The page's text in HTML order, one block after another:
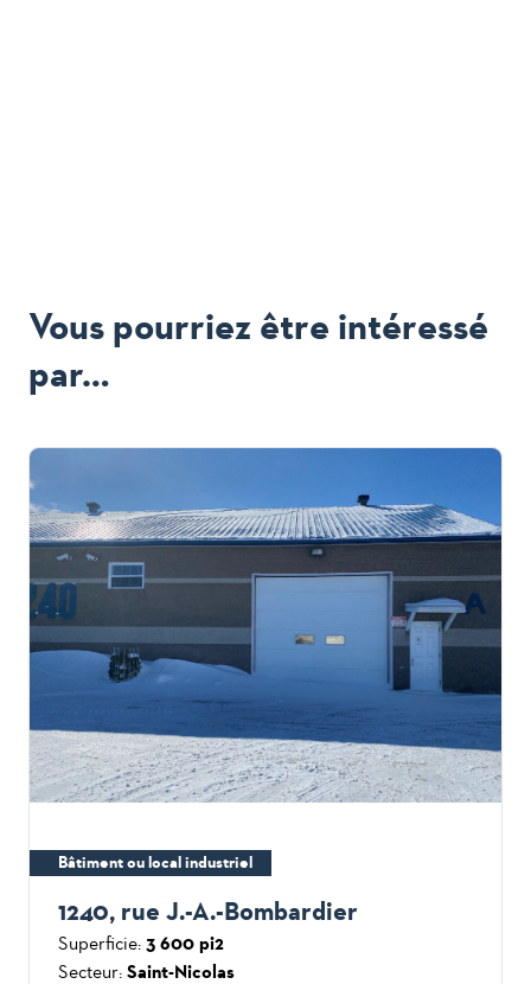
Vous pourriez être intéressé
par…
Bâtiment ou local industriel
1240, rue J.-A.-Bombardier
Superficie: 3 600 pi2
Secteur: Saint-Nicolas